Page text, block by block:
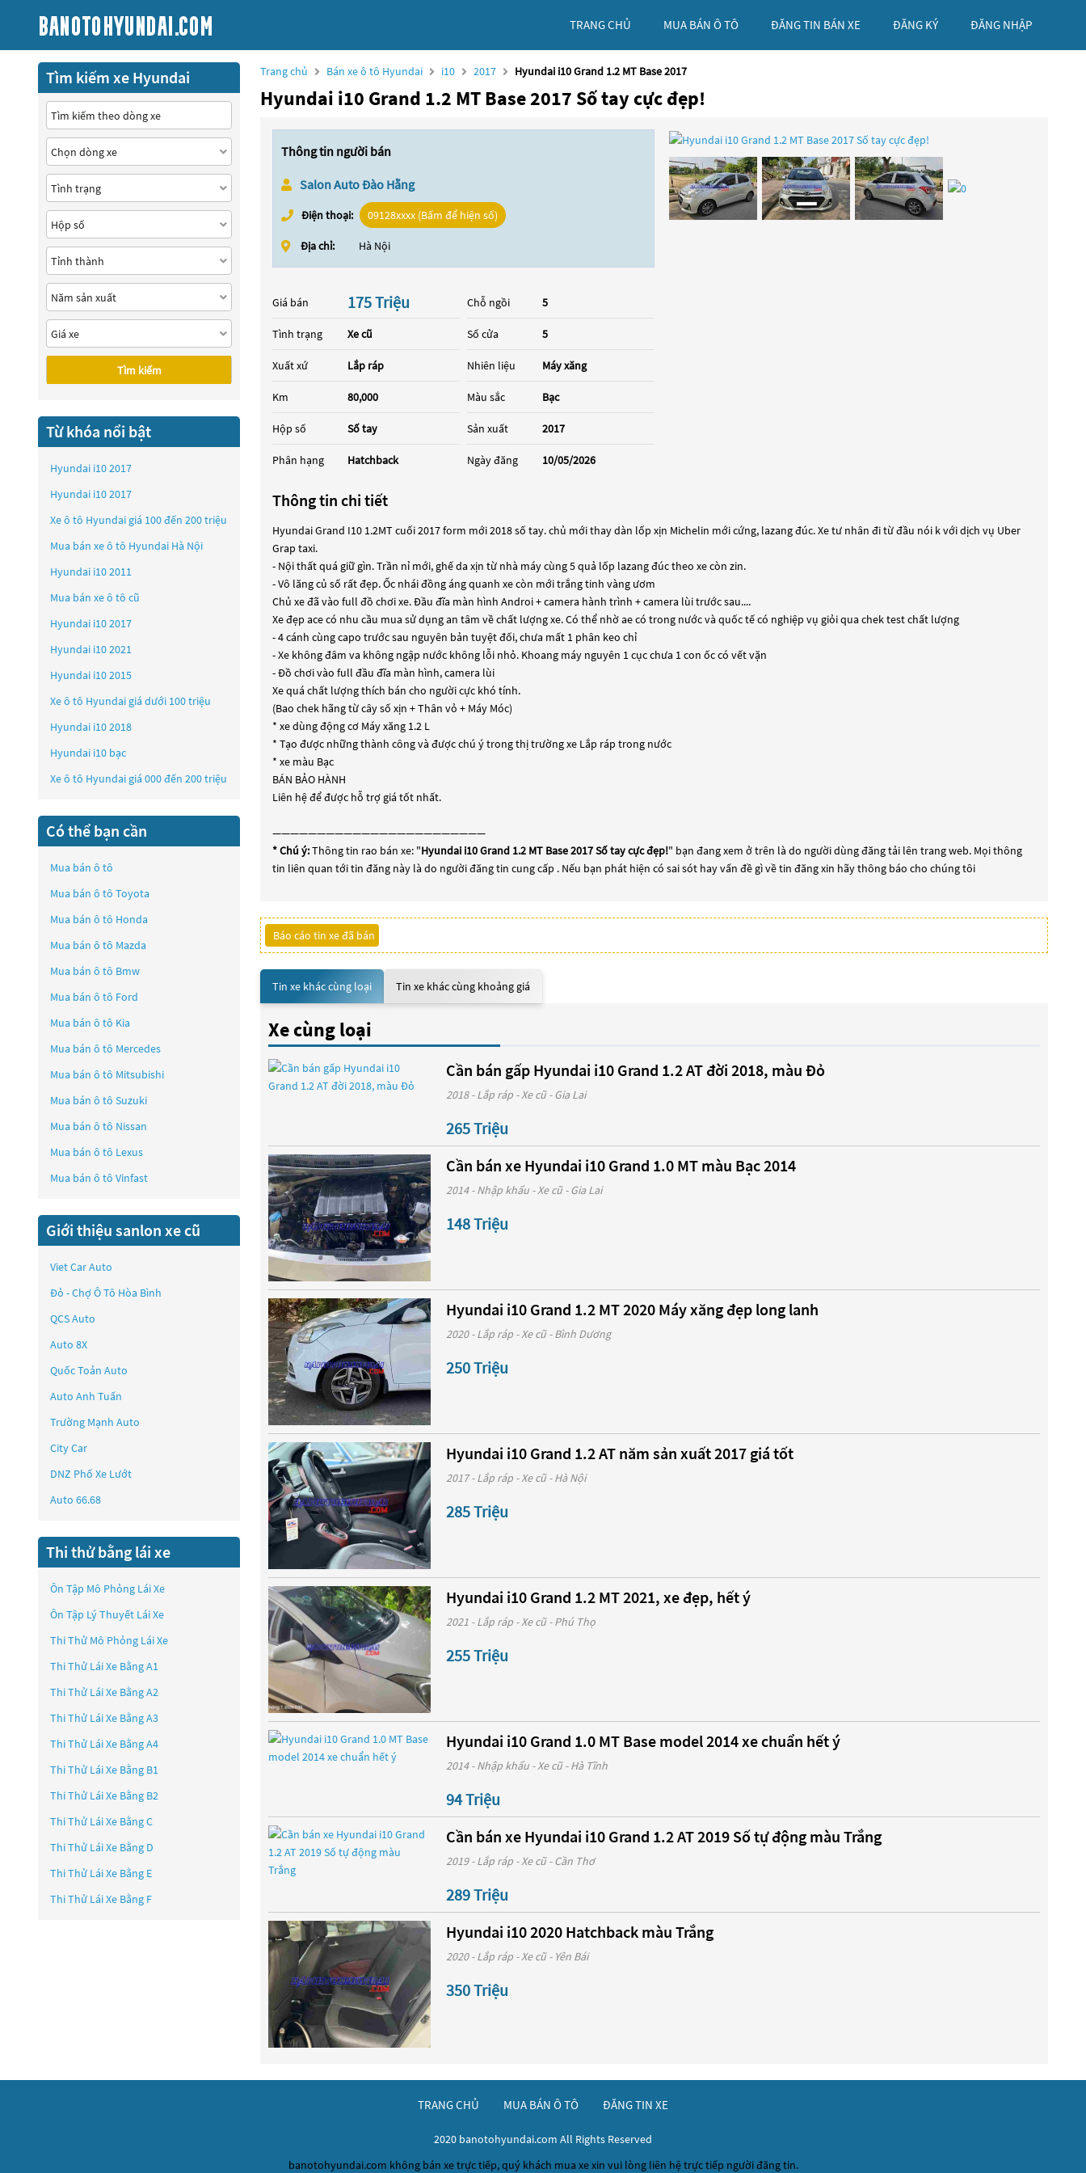
TRANG CHỦ MUA BÁN Ô TÔ ĐĂNG TIN BÁN XE ĐĂNG KÝ ĐĂNG NHẬP
Trang chủ Bán xe ô tô Hyundai i10 2017 Hyundai i10 Grand 1.2 MT Base 2017
Hyundai i10 Grand 1.2 MT Base 2017 Số tay cực đẹp!
Thông tin người bán
Salon Auto Đào Hằng
Điện thoại: 09128xxxx (Bấm để hiện số)
Địa chỉ: Hà Nội
Giá bán 175 Triệu
Tình trạng Xe cũ
Xuất xứ Lắp ráp
Km 80,000
Hộp số Số tay
Phân hạng Hatchback
Chỗ ngồi 5
Số cửa 5
Nhiên liệu Máy xăng
Màu sắc Bạc
Sản xuất 2017
Ngày đăng 10/05/2026
Thông tin chi tiết
Hyundai Grand I10 1.2MT cuối 2017 form mới 2018 số tay. chủ mới thay dàn lốp xịn Michelin mới cứng, lazang đúc. Xe tư nhân đi từ đầu nói k với dịch vụ Uber
Grap taxi.
- Nội thất quá giữ gìn. Trần nỉ mới, ghế da xịn từ nhà máy cùng 5 quả lốp lazang đúc theo xe còn zin.
- Vô lăng củ số rất đẹp. Ốc nhái đồng áng quanh xe còn mới trắng tinh vàng ươm
Chủ xe đã vào full đồ chơi xe. Đầu đĩa màn hình Androi + camera hành trình + camera lùi trước sau....
Xe đẹp ace có nhu cầu mua sử dụng an tâm về chất lượng xe. Có thể nhờ ae có trong nước và quốc tế có nghiệp vụ giỏi qua chek test chất lượng
- 4 cánh cùng capo trước sau nguyên bản tuyệt đối, chưa mất 1 phân keo chỉ
- Xe không đâm va không ngập nước không lỗi nhỏ. Khoang máy nguyên 1 cục chưa 1 con ốc có vết vặn
- Đồ chơi vào full đầu đĩa màn hình, camera lùi
Xe quá chất lượng thích bán cho người cực khó tính.
(Bao chek hãng từ cây số xịn + Thân vỏ + Máy Móc)
* xe dùng động cơ Máy xăng 1.2 L
* Tạo được những thành công và được chú ý trong thị trường xe Lắp ráp trong nước
* xe màu Bạc
BÁN BẢO HÀNH
Liên hệ để được hỗ trợ giá tốt nhất.
————————————————————————
* Chú ý:Thông tin rao bán xe: "Hyundai i10 Grand 1.2 MT Base 2017 Số tay cực đẹp!" bạn đang xem ở trên là do người dùng đăng tải lên trang web. Mọi thông
tin liên quan tới tin đăng này là do người đăng tin cung cấp . Nếu bạn phát hiện có sai sót hay vấn đề gì về tin đăng xin hãy thông báo cho chúng tôi
Báo cáo tin xe đã bán
Tin xe khác cùng loại Tin xe khác cùng khoảng giá
Xe cùng loại
Cần bán gấp Hyundai i10 Grand 1.2 AT đời 2018, màu Đỏ
2018 - Lắp ráp - Xe cũ - Gia Lai
265 Triệu
Cần bán xe Hyundai i10 Grand 1.0 MT màu Bạc 2014
2014 - Nhập khẩu - Xe cũ - Gia Lai
148 Triệu
Hyundai i10 Grand 1.2 MT 2020 Máy xăng đẹp long lanh
2020 - Lắp ráp - Xe cũ - Bình Dương
250 Triệu
Hyundai i10 Grand 1.2 AT năm sản xuất 2017 giá tốt
2017 - Lắp ráp - Xe cũ - Hà Nội
285 Triệu
Hyundai i10 Grand 1.2 MT 2021, xe đẹp, hết ý
2021 - Lắp ráp - Xe cũ - Phú Thọ
255 Triệu
Hyundai i10 Grand 1.0 MT Base model 2014 xe chuẩn hết ý
2014 - Nhập khẩu - Xe cũ - Hà Tĩnh
94 Triệu
Cần bán xe Hyundai i10 Grand 1.2 AT 2019 Số tự động màu Trắng
2019 - Lắp ráp - Xe cũ - Cần Thơ
289 Triệu
Hyundai i10 2020 Hatchback màu Trắng
2020 - Lắp ráp - Xe cũ - Yên Bái
350 Triệu
Tìm kiếm xe Hyundai
Tìm kiếm
Từ khóa nổi bật
Hyundai i10 2017
Hyundai i10 2017
Xe ô tô Hyundai giá 100 đến 200 triệu
Mua bán xe ô tô Hyundai Hà Nội
Hyundai i10 2011
Mua bán xe ô tô cũ
Hyundai i10 2017
Hyundai i10 2021
Hyundai i10 2015
Xe ô tô Hyundai giá dưới 100 triệu
Hyundai i10 2018
Hyundai i10 bạc
Xe ô tô Hyundai giá 000 đến 200 triệu
Có thể bạn cần
Mua bán ô tô
Mua bán ô tô Toyota
Mua bán ô tô Honda
Mua bán ô tô Mazda
Mua bán ô tô Bmw
Mua bán ô tô Ford
Mua bán ô tô Kia
Mua bán ô tô Mercedes
Mua bán ô tô Mitsubishi
Mua bán ô tô Suzuki
Mua bán ô tô Nissan
Mua bán ô tô Lexus
Mua bán ô tô Vinfast
Giới thiệu sanlon xe cũ
Viet Car Auto
Đỏ - Chợ Ô Tô Hòa Bình
QCS Auto
Auto 8X
Quốc Toản Auto
Auto Anh Tuấn
Trường Mạnh Auto
City Car
DNZ Phố Xe Lướt
Auto 66.68
Thi thử bằng lái xe
Ôn Tập Mô Phỏng Lái Xe
Ôn Tập Lý Thuyết Lái Xe
Thi Thử Mô Phỏng Lái Xe
Thi Thử Lái Xe Bằng A1
Thi Thử Lái Xe Bằng A2
Thi Thử Lái Xe Bằng A3
Thi Thử Lái Xe Bằng A4
Thi Thử Lái Xe Bằng B1
Thi Thử Lái Xe Bằng B2
Thi Thử Lái Xe Bằng C
Thi Thử Lái Xe Bằng D
Thi Thử Lái Xe Bằng E
Thi Thử Lái Xe Bằng F
TRANG CHỦ MUA BÁN Ô TÔ ĐĂNG TIN XE
2020 banotohyundai.com All Rights Reserved
banotohyundai.com không bán xe trực tiếp, quý khách mua xe xin vui lòng liên hệ trực tiếp người đăng tin.